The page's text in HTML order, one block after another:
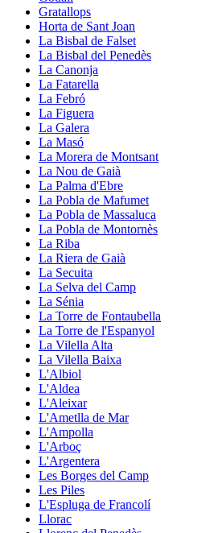
Gratallops
Horta de Sant Joan
La Bisbal de Falset
La Bisbal del Penedès
La Canonja
La Fatarella
La Febró
La Figuera
La Galera
La Masó
La Morera de Montsant
La Nou de Gaià
La Palma d'Ebre
La Pobla de Mafumet
La Pobla de Massaluca
La Pobla de Montornès
La Riba
La Riera de Gaià
La Secuita
La Selva del Camp
La Sénia
La Torre de Fontaubella
La Torre de l'Espanyol
La Vilella Alta
La Vilella Baixa
L'Albiol
L'Aldea
L'Aleixar
L'Ametlla de Mar
L'Ampolla
L'Arboç
L'Argentera
Les Borges del Camp
Les Piles
L'Espluga de Francolí
Llorac